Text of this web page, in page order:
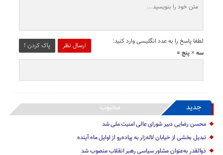
ارسال نظر پاک کردن !
لطفا پاسخ را به عدد انگلیسی وارد کنید:
سه × پنج =
جدید محبوب
محسن رضایی دبیر شورای عالی امنیت ملی شد
تبدیل بخشی از خیابان لاله‌زار به پیاده‌رو از اوایل ماه آینده
ذوالقدر به‌عنوان مشاور سیاسی رهبر انقلاب منصوب شد